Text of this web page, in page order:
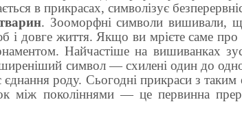
в прикрасах, символізує
. Зооморфні символи вишивали,
і довге життя. Якщо ви мрієте саме про
Найчастіше на вишиванках
символ — схилені один до
єднання роду. Сьогодні прикраси з
між поколіннями — це первинна